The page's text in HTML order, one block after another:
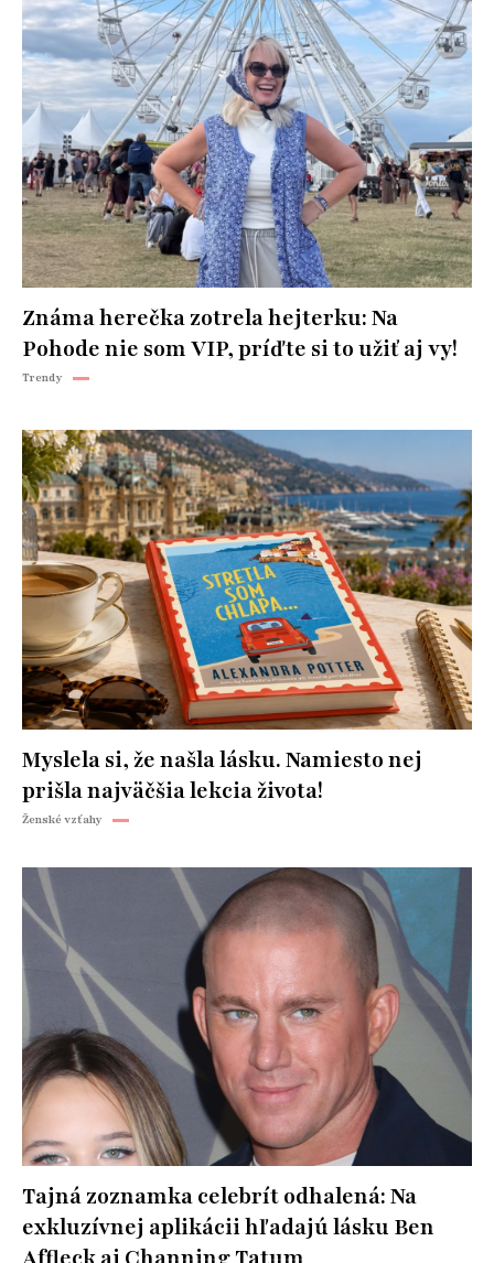
Známa herečka zotrela hejterku: Na
Pohode nie som VIP, príďte si to užiť aj vy!
Trendy
Myslela si, že našla lásku. Namiesto nej
prišla najväčšia lekcia života!
Ženské vzťahy
Tajná zoznamka celebrít odhalená: Na
exkluzívnej aplikácii hľadajú lásku Ben